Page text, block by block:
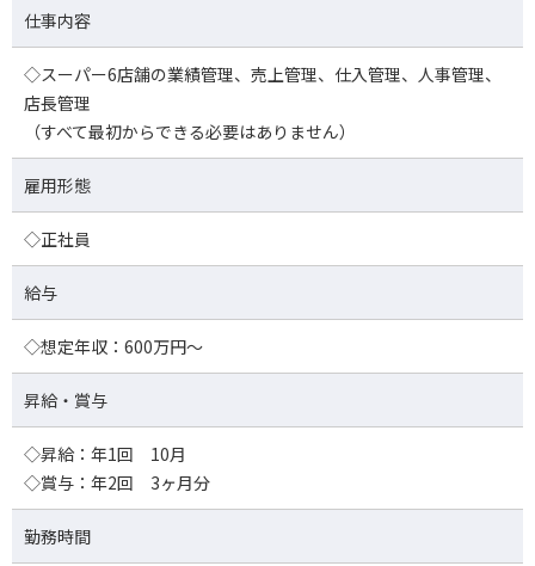
仕事内容
◇スーパー6店舗の業績管理、売上管理、仕入管理、人事管理、
店長管理
（すべて最初からできる必要はありません）
雇用形態
◇正社員
給与
◇想定年収：600万円～
昇給・賞与
◇昇給：年1回 10月
◇賞与：年2回 3ヶ月分
勤務時間